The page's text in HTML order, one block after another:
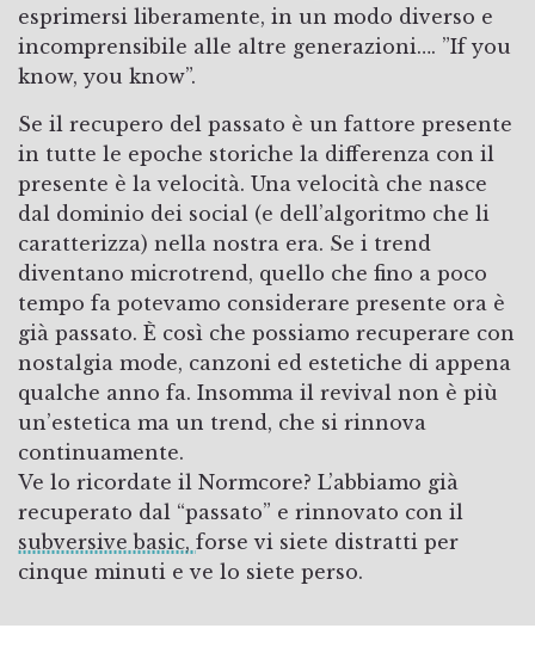
esprimersi liberamente, in un modo diverso e
incomprensibile alle altre generazioni…. ”If you
know, you know”.
Se il recupero del passato è un fattore presente
in tutte le epoche storiche la differenza con il
presente è la velocità. Una velocità che nasce
dal dominio dei social (e dell’algoritmo che li
caratterizza) nella nostra era. Se i trend
diventano microtrend, quello che fino a poco
tempo fa potevamo considerare presente ora è
già passato. È così che possiamo recuperare con
nostalgia mode, canzoni ed estetiche di appena
qualche anno fa. Insomma il revival non è più
un’estetica ma un trend, che si rinnova
continuamente.
Ve lo ricordate il Normcore? L’abbiamo già
recuperato dal “passato” e rinnovato con il
subversive basic, forse vi siete distratti per
cinque minuti e ve lo siete perso.